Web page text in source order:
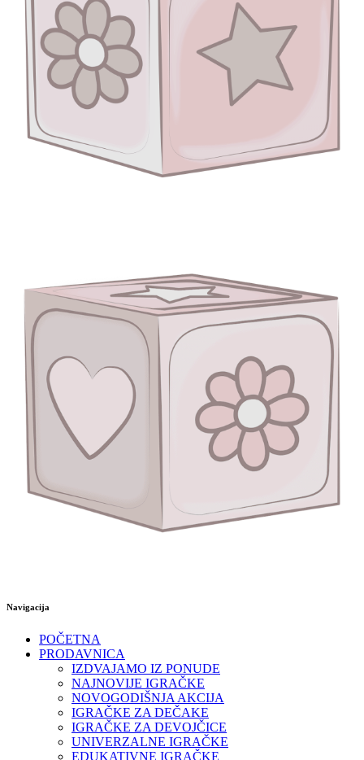
Navigacija
POČETNA
PRODAVNICA
IZDVAJAMO IZ PONUDE
NAJNOVIJE IGRAČKE
NOVOGODIŠNJA AKCIJA
IGRAČKE ZA DEČAKE
IGRAČKE ZA DEVOJČICE
UNIVERZALNE IGRAČKE
EDUKATIVNE IGRAČKE